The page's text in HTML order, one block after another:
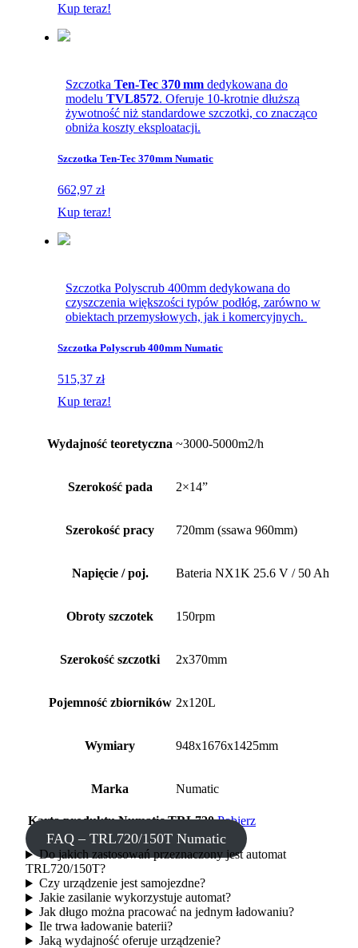
Kup teraz!
Szczotka Ten-Tec 370 mm dedykowana do
modelu TVL8572. Oferuje 10-krotnie dłuższą
żywotność niż standardowe szczotki, co znacząco
obniża koszty eksploatacji.
Szczotka Ten-Tec 370mm Numatic
662,97 zł
Kup teraz!
Szczotka Polyscrub 400mm dedykowana do
czyszczenia większości typów podłóg, zarówno w
obiektach przemysłowych, jak i komercyjnych.
Szczotka Polyscrub 400mm Numatic
515,37 zł
Kup teraz!
Wydajność teoretyczna ~3000-5000m2/h
Szerokość pada 2×14”
Szerokość pracy 720mm (ssawa 960mm)
Napięcie / poj. Bateria NX1K 25.6 V / 50 Ah
Obroty szczotek 150rpm
Szerokość szczotki 2x370mm
Pojemność zbiorników 2x120L
Wymiary 948x1676x1425mm
Marka Numatic
Karta produktu Numatic TRL720 Pobierz
FAQ – TRL720/150T Numatic
Do jakich zastosowań przeznaczony jest automat
TRL720/150T?
Czy urządzenie jest samojezdne?
Jakie zasilanie wykorzystuje automat?
Jak długo można pracować na jednym ładowaniu?
Ile trwa ładowanie baterii?
Jaką wydajność oferuje urządzenie?